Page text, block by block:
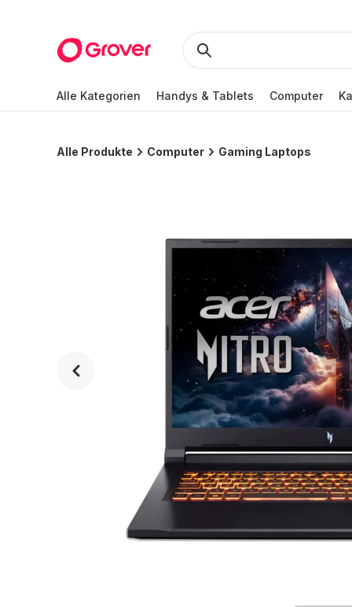
Alle Kategorien Handys & Tablets Computer
Alle Produkte Computer Gaming Laptops